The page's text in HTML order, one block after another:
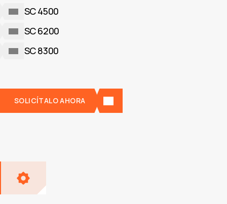
SC 4500
SC 6200
SC 8300
SOLICÍTALO AHORA